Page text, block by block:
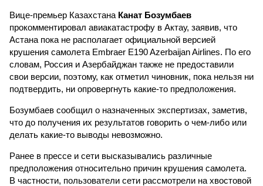
Вице-премьер Казахстана Канат Бозумбаев
прокомментировал авиакатастрофу в Актау, заявив, что
Астана пока не располагает официальной версией
крушения самолета Embraer E190 Azerbaijan Airlines. По его
словам, Россия и Азербайджан также не предоставили
свои версии, поэтому, как отметил чиновник, пока нельзя ни
подтвердить, ни опровергнуть какие-то предположения.
Бозумбаев сообщил о назначенных экспертизах, заметив,
что до получения их результатов говорить о чем-либо или
делать какие-то выводы невозможно.
Ранее в прессе и сети высказывались различные
предположения относительно причин крушения самолета.
В частности, пользователи сети рассмотрели на хвостовой